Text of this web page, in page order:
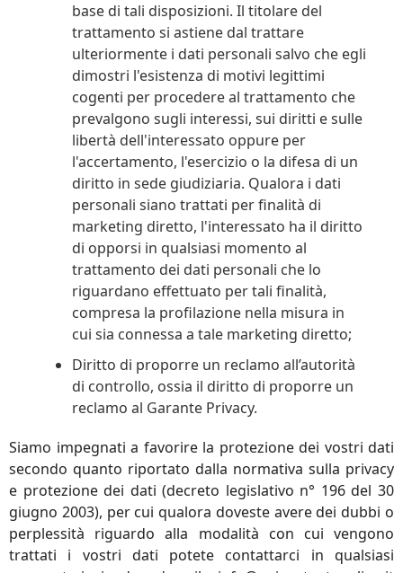
base di tali disposizioni. Il titolare del
trattamento si astiene dal trattare
ulteriormente i dati personali salvo che egli
dimostri l'esistenza di motivi legittimi
cogenti per procedere al trattamento che
prevalgono sugli interessi, sui diritti e sulle
libertà dell'interessato oppure per
l'accertamento, l'esercizio o la difesa di un
diritto in sede giudiziaria. Qualora i dati
personali siano trattati per finalità di
marketing diretto, l'interessato ha il diritto
di opporsi in qualsiasi momento al
trattamento dei dati personali che lo
riguardano effettuato per tali finalità,
compresa la profilazione nella misura in
cui sia connessa a tale marketing diretto;
Diritto di proporre un reclamo all’autorità
di controllo, ossia il diritto di proporre un
reclamo al Garante Privacy.
Siamo impegnati a favorire la protezione dei vostri dati
secondo quanto riportato dalla normativa sulla privacy
e protezione dei dati (decreto legislativo n° 196 del 30
giugno 2003), per cui qualora doveste avere dei dubbi o
perplessità riguardo alla modalità con cui vengono
trattati i vostri dati potete contattarci in qualsiasi